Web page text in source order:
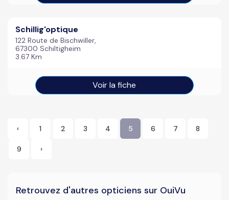
Schillig'optique
122 Route de Bischwiller,
67300 Schiltigheim
3.67 Km
Voir la fiche
‹ 1 2 3 4 5 6 7 8
9 ›
Retrouvez d'autres opticiens sur OuiVu